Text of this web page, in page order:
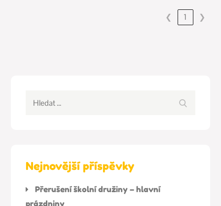
❮ 1 ❯
Nejnovější příspěvky
Přerušení školní družiny – hlavní
prázdniny